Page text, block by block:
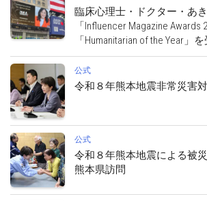
臨床心理士・ドクター・あ
「Influencer Magazine Awards
「Humanitarian of the Year」
公式
令和８年熊本地震非常災害
公式
令和８年熊本地震による被
熊本県訪問